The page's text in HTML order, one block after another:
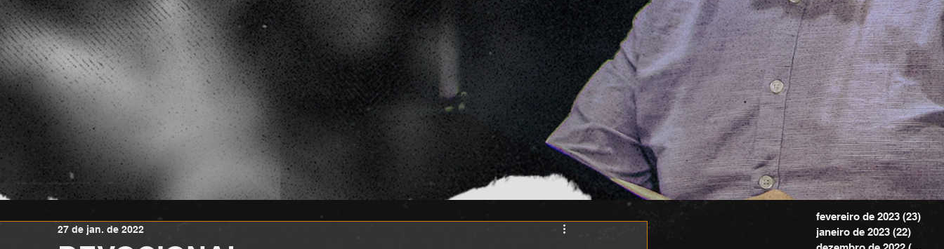
27 de jan. de 2022
fevereiro de 2023 (23)
janeiro de 2023 (22)